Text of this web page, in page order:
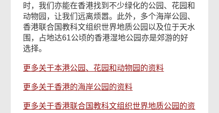
时，我们亦能在香港找到不少绿化的公园、花园和
动物园，让我们远离烦嚣。此外，多个海岸公园、
香港联合国教科文组织世界地质公园以及位于天水
围，占地达61公顷的香港湿地公园亦是郊游的好
选择。
更多关于本港公园、花园和动物园的资料
更多关于香港的海岸公园的资料
更多关于香港联合国教科文组织世界地质公园的资